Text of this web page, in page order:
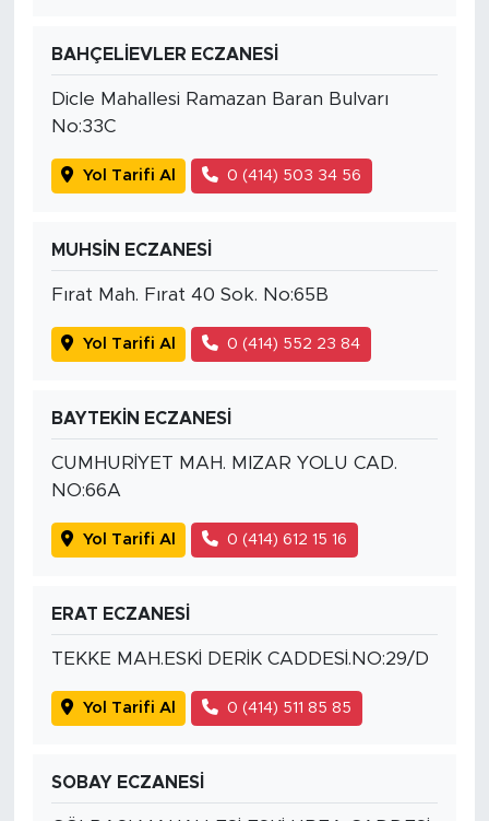
BAHÇELİEVLER ECZANESİ
Dicle Mahallesi Ramazan Baran Bulvarı
No:33C
Yol Tarifi Al 0 (414) 503 34 56
MUHSİN ECZANESİ
Fırat Mah. Fırat 40 Sok. No:65B
Yol Tarifi Al 0 (414) 552 23 84
BAYTEKİN ECZANESİ
CUMHURİYET MAH. MIZAR YOLU CAD.
NO:66A
Yol Tarifi Al 0 (414) 612 15 16
ERAT ECZANESİ
TEKKE MAH.ESKİ DERİK CADDESİ.NO:29/D
Yol Tarifi Al 0 (414) 511 85 85
SOBAY ECZANESİ